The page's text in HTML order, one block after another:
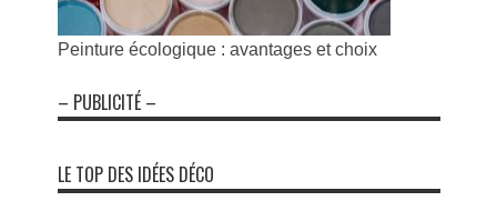
Peinture écologique : avantages et choix
– PUBLICITÉ –
LE TOP DES IDÉES DÉCO